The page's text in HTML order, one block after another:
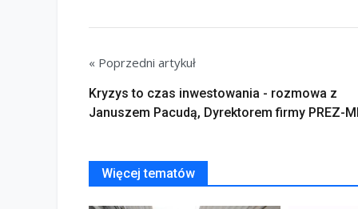
« Poprzedni artykuł
Kryzys to czas inwestowania - rozmowa z
Januszem Pacudą, Dyrektorem firmy PREZ-
Więcej tematów